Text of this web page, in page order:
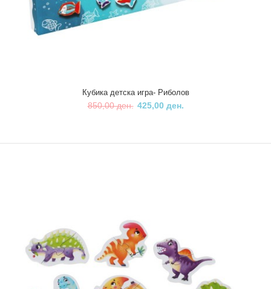
НА ПОПУСТ
Кубика детска игра- Риболов
850,00 ден. 425,00 ден.
Кубика детска игра- Риболов
850,00 ден. 425,00 ден.